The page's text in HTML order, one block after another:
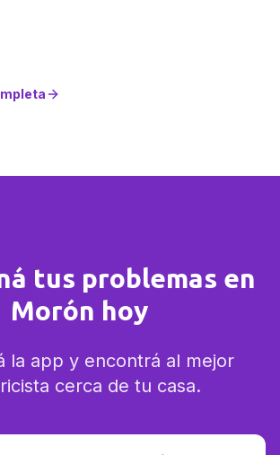
tus problemas en
Morón hoy
la app y encontrá al mejor
cerca de tu casa.